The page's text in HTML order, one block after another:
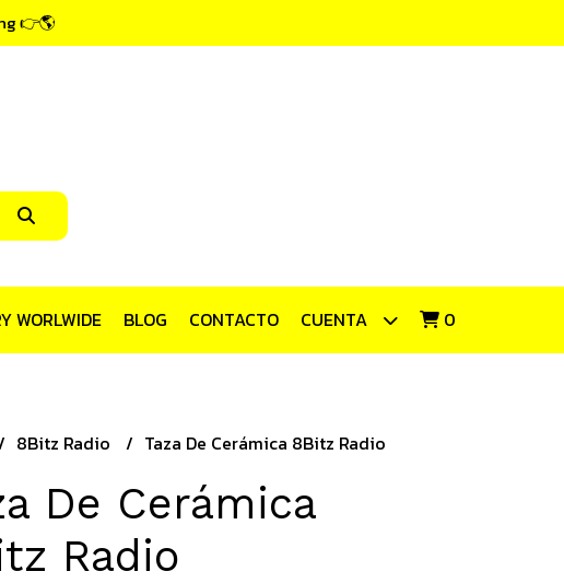
👉🌎
WORLWIDE BLOG CONTACTO CUENTA 0
8Bitz Radio Taza De Cerámica 8Bitz Radio
De Cerámica
Radio